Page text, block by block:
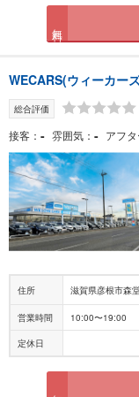
WECARS(ウィーカー
総合評価
接客 - 雰囲気 - アフ
住所 滋賀県彦根市森
営業時間 10:00〜19:00
定休日